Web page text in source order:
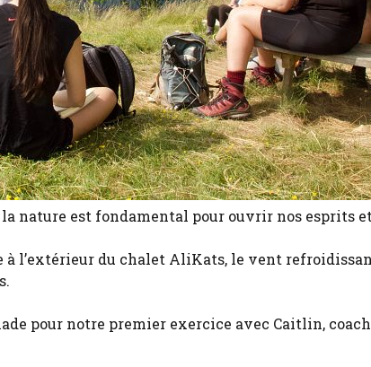
nature est fondamental pour ouvrir nos esprits
à l’extérieur du chalet AliKats, le vent
pour notre premier exercice avec Caitlin,